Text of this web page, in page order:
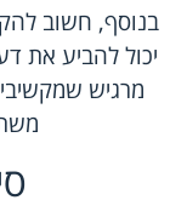
בנוסף, חשוב
יכול להביע את
מרגיש